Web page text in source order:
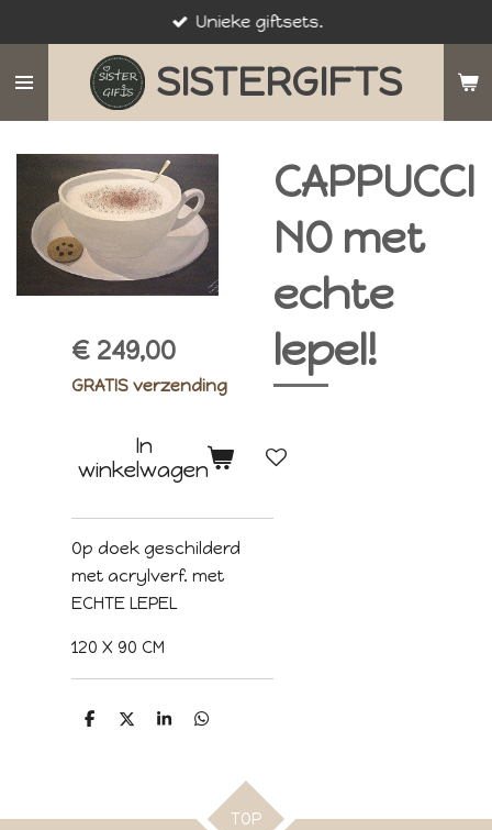
naar
SISTERGIFTS
Unieke giftsets.
CAPPUCCI
NO met
echte
lepel!
€ 249,00
GRATIS verzending
In
winkelwagen
Op doek geschilderd
met acrylverf. met
ECHTE LEPEL
120 X 90 CM
D
D
S
D
TOP